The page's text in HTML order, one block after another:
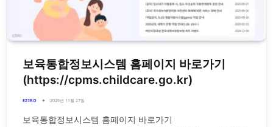
보육통합정보시스템 홈페이지 바로가기
(https://cpms.childcare.go.kr)
EZIRO 2025년 11월 27일
보육통합정보시스템 홈페이지 바로가기